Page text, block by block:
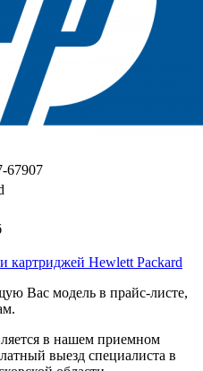
67907
картриджей Hewlett Packard
Вас модель в прайс-листе,
в нашем приемном
выезд специалиста в